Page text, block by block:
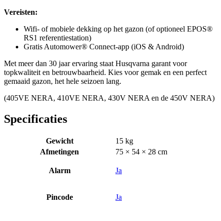
Vereisten:
Wifi- of mobiele dekking op het gazon (of optioneel EPOS®
RS1 referentiestation)
Gratis Automower® Connect-app (iOS & Android)
Met meer dan 30 jaar ervaring staat Husqvarna garant voor
topkwaliteit en betrouwbaarheid. Kies voor gemak en een perfect
gemaaid gazon, het hele seizoen lang.
(405VE NERA, 410VE NERA, 430V NERA en de 450V NERA)
Specificaties
Gewicht
15 kg
Afmetingen
75 × 54 × 28 cm
Alarm Ja
Pincode Ja